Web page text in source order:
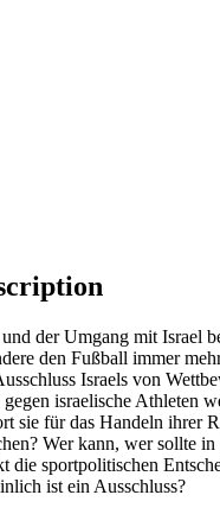
der Umgang mit Israel
den Fußball immer
Israels von
israelische Athleten
sie für das Handeln ihrer
Wer kann, wer sollte in
die sportpolitischen
ist ein Ausschluss?